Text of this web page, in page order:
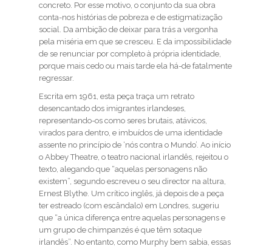
concreto. Por esse motivo, o conjunto da sua obra
conta-nos histórias de pobreza e de estigmatização
social. Da ambição de deixar para trás a vergonha
pela miséria em que se cresceu. E da impossibilidade
de se renunciar por completo à própria identidade,
porque mais cedo ou mais tarde ela há-de fatalmente
regressar.
Escrita em 1961, esta peça traça um retrato
desencantado dos imigrantes irlandeses,
representando-os como seres brutais, atávicos,
virados para dentro, e imbuídos de uma identidade
assente no princípio de ‘nós contra o Mundo’. Ao início
o Abbey Theatre, o teatro nacional irlandês, rejeitou o
texto, alegando que “aquelas personagens não
existem”, segundo escreveu o seu director na altura,
Ernest Blythe. Um crítico inglês, já depois de a peça
ter estreado (com escândalo) em Londres, sugeriu
que “a única diferença entre aquelas personagens e
um grupo de chimpanzés é que têm sotaque
irlandês”. No entanto, como Murphy bem sabia, essas